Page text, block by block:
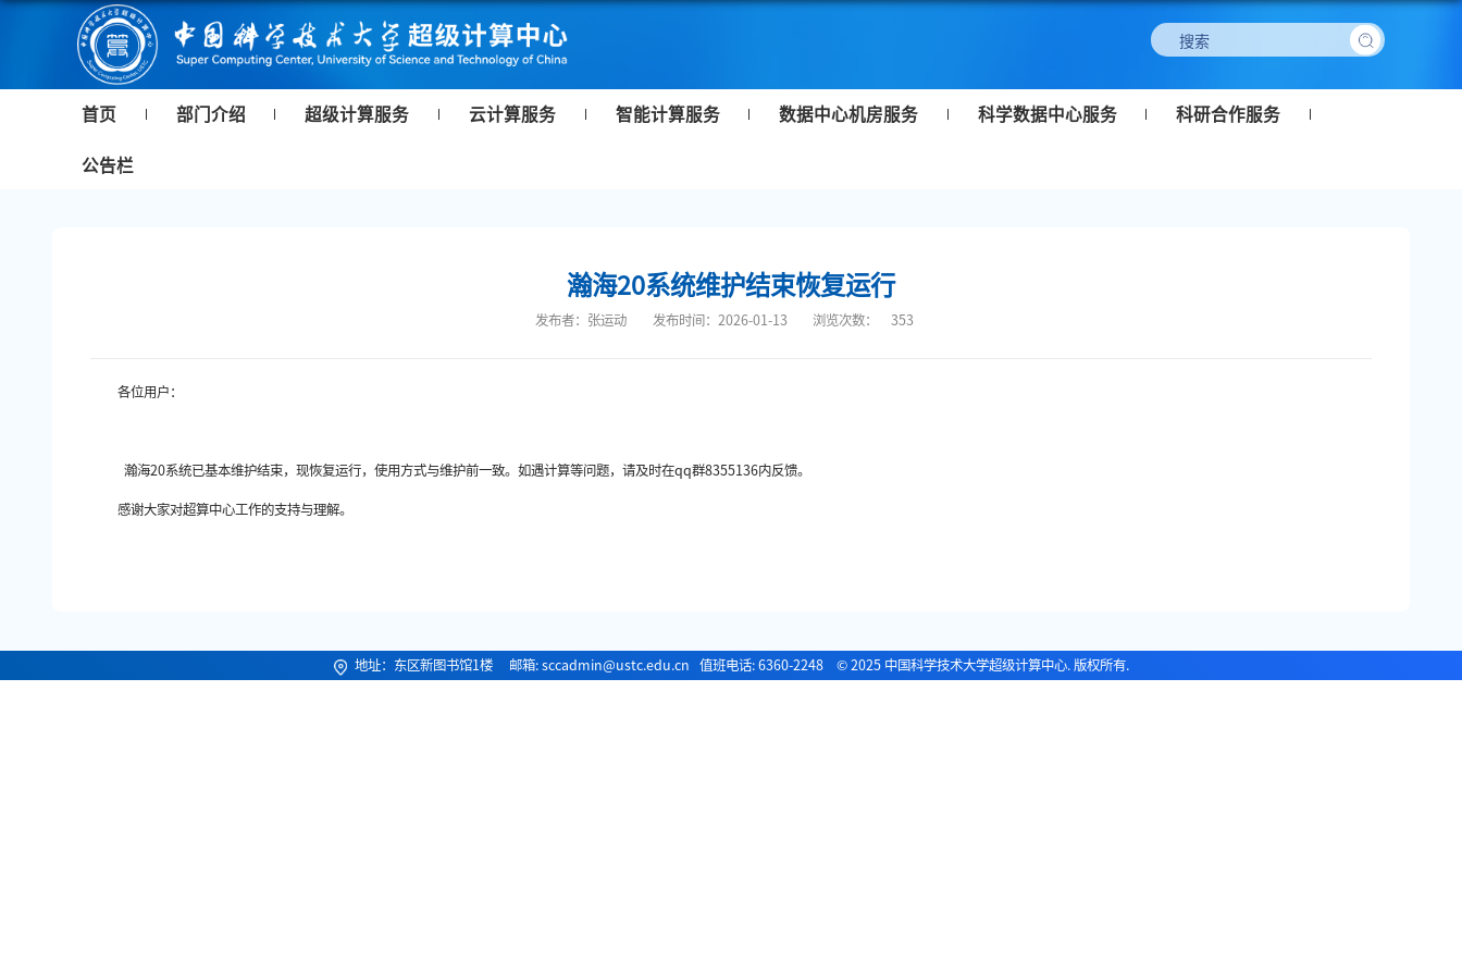
首页 部门介绍 超级计算服务 云计算服务 智能计算服务 数据中心机房服务 科学数据中心服务 科研合作服务
公告栏
瀚海20系统维护结束恢复运行
发布者：张运动 发布时间：2026-01-13 浏览次数： 353
各位用户：
瀚海20系统已基本维护结束，现恢复运行，使用方式与维护前一致。如遇计算等问题，请及时在qq群8355136内反馈。
感谢大家对超算中心工作的支持与理解。
地址：东区新图书馆1楼 邮箱: sccadmin@ustc.edu.cn 值班电话: 6360-2248 © 2025 中国科学技术大学超级计算中心. 版权所有.